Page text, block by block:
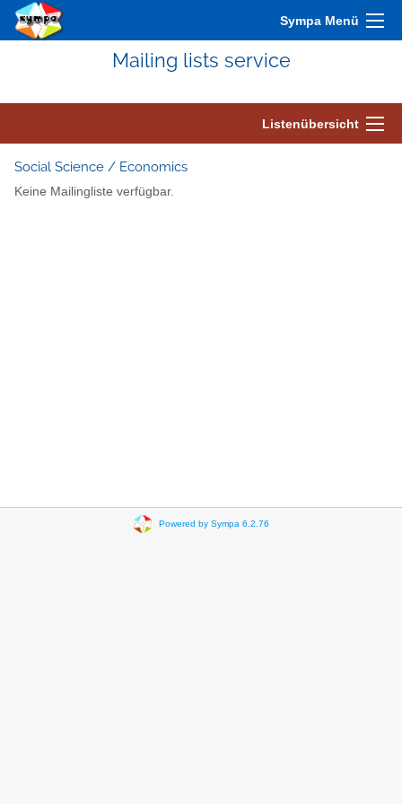
Sympa Menü
Mailing lists service
Listenübersicht
Social Science / Economics
Keine Mailingliste verfügbar.
Powered by Sympa 6.2.76